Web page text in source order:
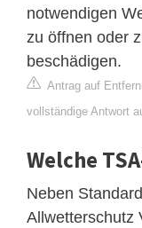
notwendigen
zu öffnen oder
beschädigen.
Antrag auf
vollständige Antwort
Welche
Neben
Allwetterschutz